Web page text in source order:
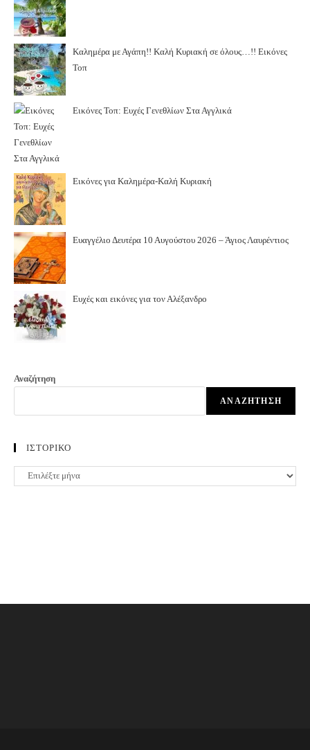
Καλημέρα με Αγάπη!! Καλή Κυριακή σε όλους…!! Εικόνες
Τοπ
Εικόνες Τοπ: Ευχές Γενεθλίων Στα Αγγλικά
Εικόνες για Καλημέρα-Καλή Κυριακή
Ευαγγέλιο Δευτέρα 10 Αυγούστου 2026 – Άγιος Λαυρέντιος
Ευχές και εικόνες για τον Αλέξανδρο
Αναζήτηση
ΑΝΑΖΉΤΗΣΗ
ΙΣΤΟΡΙΚΟ
ΙΣΤΟΡΙΚΟ